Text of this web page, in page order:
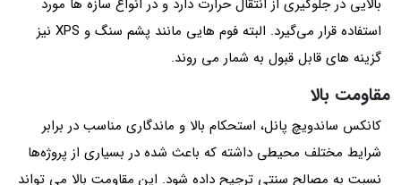
بالایی در جلوگیری از انتقال حرارت دارد و در انواع سازه‌ ها مورد
استفاده قرار می‌گیرد. البته فوم‌ هایی مانند پشم سنگ و XPS نیز
گزینه‌ های قابل قبول به شمار می روند.
مقاومت بالا
کانکس ساندویچ پانل‌، استحکام بالا و ماندگاری مناسب در برابر
شرایط مختلف محیطی داشته که باعث شده در بسیاری از پروژه‌ها
نسبت به مصالح سنتی ترجیح داده شود. این مقاومت بالا می تواند